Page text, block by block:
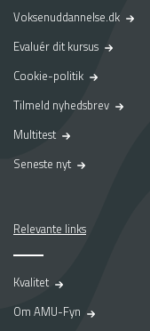
Voksenuddannelse.dk
Evaluér dit kursus
Cookie-politik
Tilmeld nyhedsbrev
Multitest
Seneste nyt
Relevante links
Kvalitet
Om AMU-Fyn